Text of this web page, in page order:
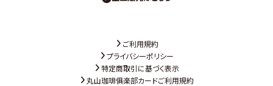
ご利用規約
プライバシーポリシー
特定商取引に基づく表示
丸山珈琲俱楽部カードご利用規約